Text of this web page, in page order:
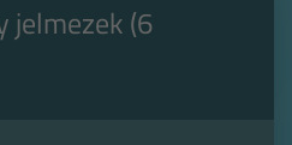
jelmezek (6